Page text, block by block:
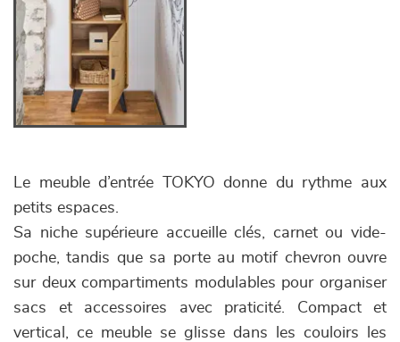
Le meuble d’entrée TOKYO donne du rythme aux
petits espaces.
Sa niche supérieure accueille clés, carnet ou vide-
poche, tandis que sa porte au motif chevron ouvre
sur deux compartiments modulables pour organiser
sacs et accessoires avec praticité. Compact et
vertical, ce meuble se glisse dans les couloirs les